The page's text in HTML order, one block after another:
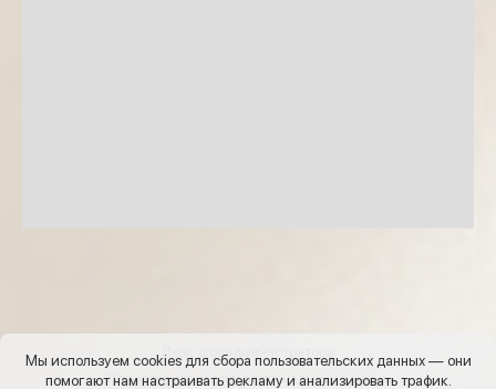
Мы используем cookies для сбора пользовательских данных — они
помогают нам настраивать рекламу и анализировать трафик.
Вход для администратора
Политика обработки персональных данных